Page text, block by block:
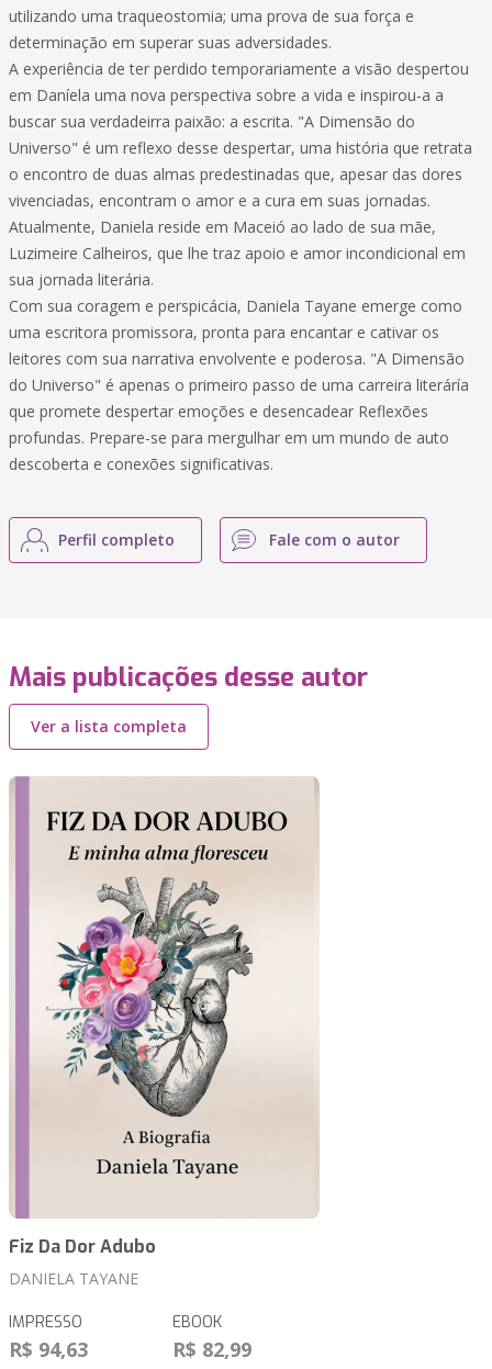
utilizando uma traqueostomia; uma prova de sua força e
determinação em superar suas adversidades.
A experiência de ter perdido temporariamente a visão despertou
em Daníela uma nova perspectiva sobre a vida e inspirou-a a
buscar sua verdadeirra paixão: a escrita. "A Dimensão do
Universo" é um reflexo desse despertar, uma história que retrata
o encontro de duas almas predestinadas que, apesar das dores
vivenciadas, encontram o amor e a cura em suas jornadas.
Atualmente, Daniela reside em Maceió ao lado de sua mãe,
Luzimeire Calheiros, que lhe traz apoio e amor incondicional em
sua jornada literária.
Com sua coragem e perspicácia, Daniela Tayane emerge como
uma escritora promissora, pronta para encantar e cativar os
leitores com sua narrativa envolvente e poderosa. "A Dimensão
do Universo" é apenas o primeiro passo de uma carreira literáría
que promete despertar emoções e desencadear Reflexões
profundas. Prepare-se para mergulhar em um mundo de auto
descoberta e conexões significativas.
Perfil completo Fale com o autor
Mais publicações desse autor
Ver a lista completa
Fiz Da Dor Adubo
DANIELA TAYANE
IMPRESSO
R$ 94,63
EBOOK
R$ 82,99